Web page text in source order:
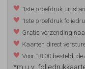
1ste proefdruk uit
1ste proefdruk
Gratis verzending
Kaarten direct
Voor 18:00 besteld,
*m.u.v.